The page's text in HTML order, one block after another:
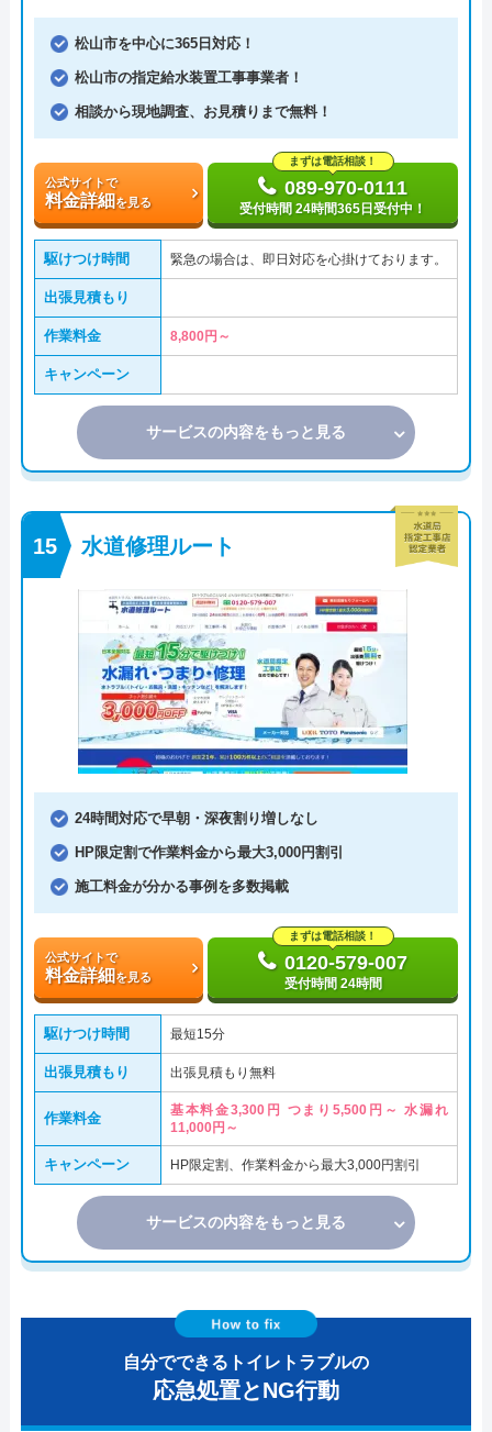
松山市を中心に365日対応！
松山市の指定給水装置工事事業者！
相談から現地調査、お見積りまで無料！
公式サイトで
料金詳細を見る
まずは電話相談！
089-970-0111
受付時間 24時間365日受付中！
駆けつけ時間 緊急の場合は、即日対応を心掛けております。
出張見積もり
作業料金 8,800円～
キャンペーン
サービスの内容をもっと見る
水道修理ルート
24時間対応で早朝・深夜割り増しなし
HP限定割で作業料金から最大3,000円割引
施工料金が分かる事例を多数掲載
公式サイトで
料金詳細を見る
まずは電話相談！
0120-579-007
受付時間 24時間
駆けつけ時間 最短15分
出張見積もり 出張見積もり無料
作業料金
基本料金3,300円 つまり5,500円～ 水漏れ
11,000円～
キャンペーン HP限定割、作業料金から最大3,000円割引
サービスの内容をもっと見る
自分でできるトイレトラブルの
応急処置とNG行動